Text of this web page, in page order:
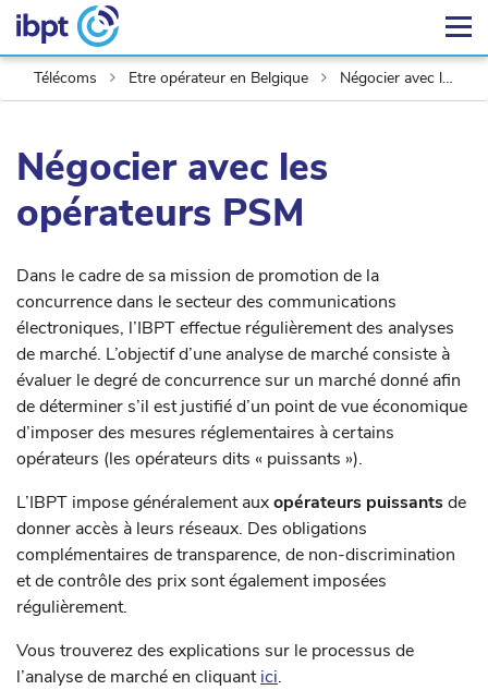
Télécoms Etre opérateur en Belgique Négocier avec les opérateurs PSM
Négocier avec les
opérateurs PSM
Dans le cadre de sa mission de promotion de la
concurrence dans le secteur des communications
électroniques, l’IBPT effectue régulièrement des analyses
de marché. L’objectif d’une analyse de marché consiste à
évaluer le degré de concurrence sur un marché donné afin
de déterminer s’il est justifié d’un point de vue économique
d’imposer des mesures réglementaires à certains
opérateurs (les opérateurs dits « puissants »).
L’IBPT impose généralement auxopérateurs puissantsde
donner accès à leurs réseaux. Des obligations
complémentaires de transparence, de non-discrimination
et de contrôle des prix sont également imposées
régulièrement.
Vous trouverez des explications sur le processus de
l’analyse de marché en cliquantici.